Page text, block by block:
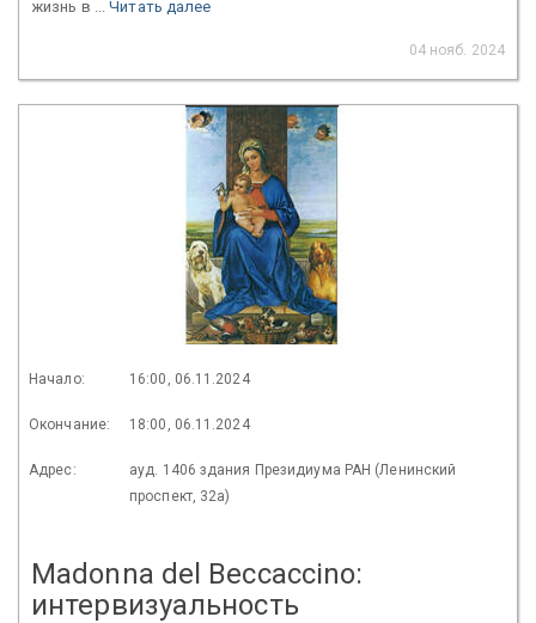
жизнь в ...Читать далее
04 нояб. 2024
Начало: 16:00, 06.11.2024
Окончание: 18:00, 06.11.2024
Адрес:
ауд. 1406 здания Президиума РАН (Ленинский
проспект, 32а)
Madonna del Beccaccino:
интервизуальность